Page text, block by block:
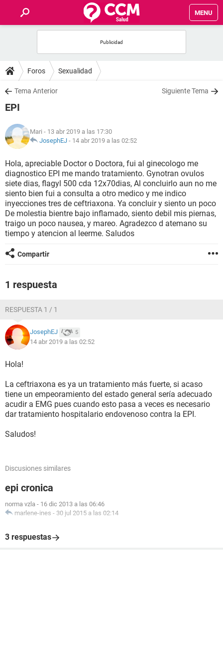
MENU
FOROS
SALUD
NUTRICIÓN
BIENESTAR
SEXUALIDAD
GLOSARIO
Foros Sexualidad
Tema Anterior Siguiente Tema
EPI
Mari - 13 abr 2019 a las 17:30
JosephEJ - 14 abr 2019 a las 02:52
Hola, apreciable Doctor o Doctora, fui al ginecologo me
diagnostico EPI me mando tratamiento. Gynotran ovulos
siete dias, flagyl 500 cda 12x70dias, Al concluirlo aun no me
siento bien fui a consulta a otro medico y me indico
inyecciones tres de ceftriaxona. Ya concluir y siento un poco
De molestia bientre bajo inflamado, siento debil mis piernas,
traigo un poco nausea, y mareo. Agradezco d atemano su
tiempo y atencion al leerme. Saludos
Compartir
1 respuesta
RESPUESTA 1 / 1
JosephEJ 5
14 abr 2019 a las 02:52
Hola!
La ceftriaxona es ya un tratamiento más fuerte, si acaso
tiene un empeoramiento del estado general sería adecuado
acudir a EMG pues cuando esto pasa a veces es necesario
dar tratamiento hospitalario endovenoso contra la EPI.
Saludos!
Discusiones similares
epi cronica
norma vzla - 16 dic 2013 a las 06:46
marlene-ines - 30 jul 2015 a las 02:14
3 respuestas